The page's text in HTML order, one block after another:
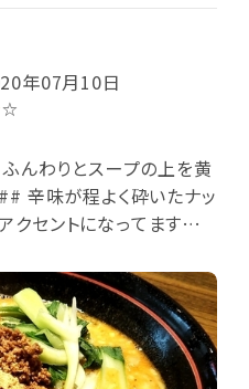
見えました。玄関で靴を脱
席に着き、ここのお勧め
挽肉の陳麻婆豆腐」とライ
)のライス大盛を注文。到
花椒をかけた陳麻婆豆
浮かぶ醤油ベースの中華
皿が並びます。陳麻婆豆腐
肉は常陸牛由来、香辛料
くないのでもっと辛くすれ
は普通。またスープはやや
な目なのがちょっと残念だ
年07月10日
☆
ふんわりとスープの上を黄
辛味が程よく砕いたナッ
クセントになってます♪
またよろしい感じでした